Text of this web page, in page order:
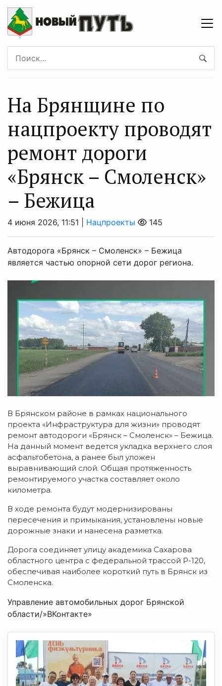
На Брянщине по
нацпроекту проводят
ремонт дороги
«Брянск – Смоленск»
– Бежица
4 июня 2026, 11:51 | Нацпроекты 145
Автодорога «Брянск – Смоленск» – Бежица
является частью опорной сети дорог региона.
В Брянском районе в рамках национального
проекта «Инфраструктура для жизни» проводят
ремонт автодороги «Брянск – Смоленск» – Бежица.
На данный момент ведется укладка верхнего слоя
асфальтобетона, а ранее был уложен
выравнивающий слой. Общая протяженность
ремонтируемого участка составляет около
километра.
В ходе ремонта будут модернизированы
пересечения и примыкания, установлены новые
дорожные знаки и нанесена разметка.
Дорога соединяет улицу академика Сахарова
областного центра с федеральной трассой Р-120,
обеспечивая наиболее короткий путь в Брянск из
Смоленска.
Управление автомобильных дорог Брянской
области/»ВКонтакте»